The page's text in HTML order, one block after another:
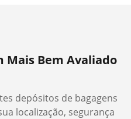
Mais Bem Avaliado
depósitos de bagagens
localização, segurança